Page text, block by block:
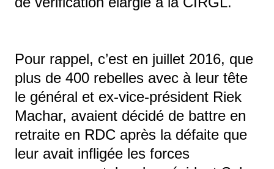
Pour rappel, c’est en juillet 2016, que
plus de 400 rebelles avec à leur tête
le général et ex-vice-président Riek
Machar, avaient décidé de battre en
retraite en RDC après la défaite que
leur avait infligée les forces